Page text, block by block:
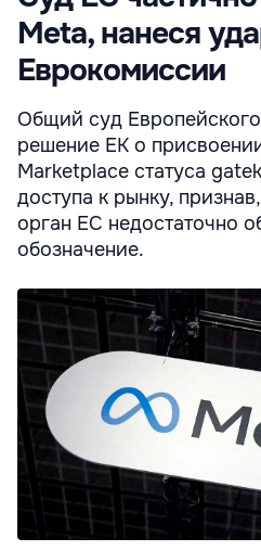
Meta, нанеся
Еврокомиссии
Общий суд
решение ЕК о
Marketplace статуса
доступа к рынку,
орган ЕС недостаточно
обозначение.